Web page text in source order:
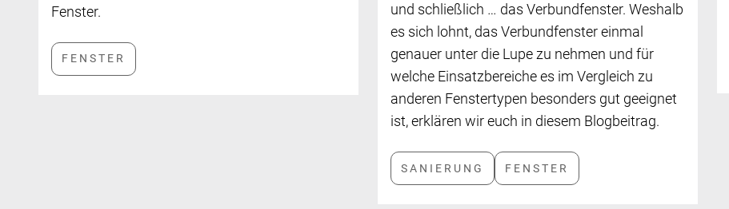
Fenster.
und schließlich … das Verbundfenster. Weshalb
es sich lohnt, das Verbundfenster einmal
genauer unter die Lupe zu nehmen und für
welche Einsatzbereiche es im Vergleich zu
anderen Fenstertypen besonders gut geeignet
ist, erklären wir euch in diesem Blogbeitrag.